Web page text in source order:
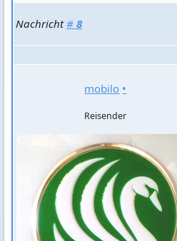
Nachricht# 8
mobilo •
Reisender